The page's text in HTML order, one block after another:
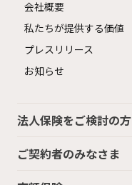
会社概要
私たちが提供する価値
プレスリリース
お知らせ
法人保険をご検討の方
ご契約者のみなさま